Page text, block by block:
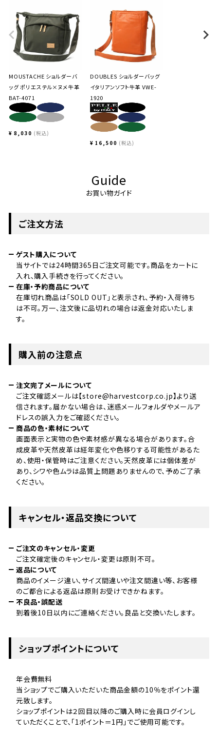
MOUSTACHE ショルダーバ
ッグ ポリエステル×ヌメ牛革
BAT-4071
¥ 8,030 税込
DOUBLES ショルダーバッグ
イタリアンソフト牛革 VWE-
1920
¥ 16,500 税込
Guide
お買い物ガイド
ご注文方法
ゲスト購入について
当サイトでは24時間365日ご注文可能です。商品をカートに
入れ、購入手続きを行ってください。
在庫・予約商品について
在庫切れ商品は「SOLD OUT」と表示され、予約・入荷待ち
は不可。万一、注文後に品切れの場合は返金対応いたしま
す。
購入前の注意点
注文完了メールについて
ご注文確認メールは【store@harvestcorp.co.jp】より送
信されます。届かない場合は、迷惑メールフォルダやメールア
ドレスの誤入力をご確認ください。
商品の色・素材について
画面表示と実物の色や素材感が異なる場合があります。合
成皮革や天然皮革は経年変化や色移りする可能性があるた
め、使用・保管時はご注意ください。天然皮革には個体差が
あり、シワや色ムラは品質上問題ありませんので、予めご了承
ください。
キャンセル・返品交換について
ご注文のキャンセル・変更
ご注文確定後のキャンセル・変更は原則不可。
返品について
商品のイメージ違い、サイズ間違いや注文間違い等、お客様
のご都合による返品は原則お受けできかねます。
不良品・誤配送
到着後10日以内にご連絡ください。良品と交換いたします。
ショップポイントについて
年会費無料
当ショップでご購入いただいた商品金額の10％をポイント還
元致します。
ショップポイントは２回目以降のご購入時に会員ログインし
ていただくことで、「1ポイント＝1円」でご使用可能です。